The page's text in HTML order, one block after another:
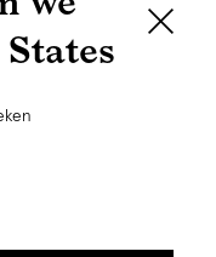
vergelijkbare